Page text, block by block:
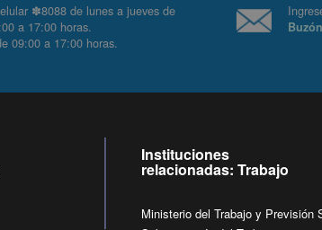
Celular ✽8088 de lunes a jueves de
de 09:00 a 17:00 horas.
de 09:00 a 17:00 horas.
Instituciones
relacionadas: Trabajo
Ministerio del Trabajo y Previsión